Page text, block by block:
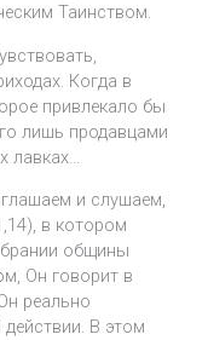
Таинством.
Когда в
привлекало бы
лишь продавцами
лавках…
и слушаем,
в котором
общины
Он говорит в
реально
действии. В этом